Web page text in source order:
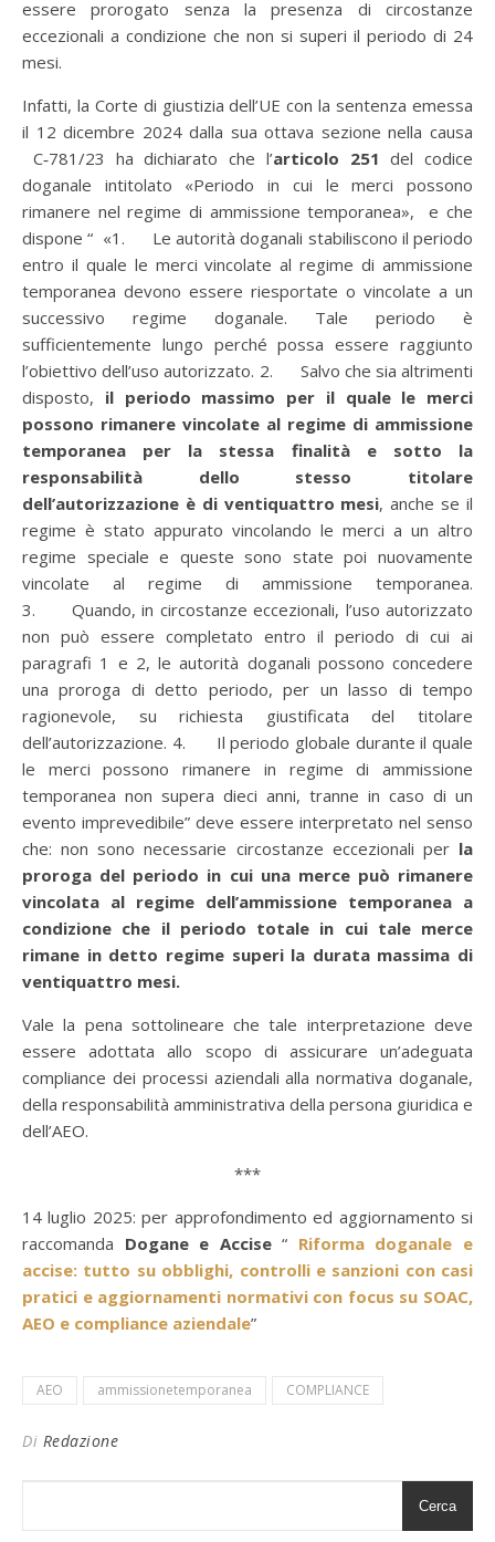
essere prorogato senza la presenza di circostanze
eccezionali a condizione che non si superi il periodo di 24
mesi.
Infatti, la Corte di giustizia dell’UE con la sentenza emessa
il 12 dicembre 2024 dalla sua ottava sezione nella causa
C‑781/23 ha dichiarato che l’articolo 251del codice
doganale intitolato «Periodo in cui le merci possono
rimanere nel regime di ammissione temporanea», e che
dispone “ «1. Le autorità doganali stabiliscono il periodo
entro il quale le merci vincolate al regime di ammissione
temporanea devono essere riesportate o vincolate a un
successivo regime doganale. Tale periodo è
sufficientemente lungo perché possa essere raggiunto
l’obiettivo dell’uso autorizzato. 2. Salvo che sia altrimenti
disposto, il periodo massimo per il quale le merci
possono rimanere vincolate al regime di ammissione
temporanea per la stessa finalità e sotto la
responsabilità dello stesso titolare
dell’autorizzazione è di ventiquattro mesi, anche se il
regime è stato appurato vincolando le merci a un altro
regime speciale e queste sono state poi nuovamente
vincolate al regime di ammissione temporanea.
3. Quando, in circostanze eccezionali, l’uso autorizzato
non può essere completato entro il periodo di cui ai
paragrafi 1 e 2, le autorità doganali possono concedere
una proroga di detto periodo, per un lasso di tempo
ragionevole, su richiesta giustificata del titolare
dell’autorizzazione. 4. Il periodo globale durante il quale
le merci possono rimanere in regime di ammissione
temporanea non supera dieci anni, tranne in caso di un
evento imprevedibile” deve essere interpretato nel senso
che: non sono necessarie circostanze eccezionali per la
proroga del periodo in cui una merce può rimanere
vincolata al regime dell’ammissione temporanea a
condizione che il periodo totale in cui tale merce
rimane in detto regime superi la durata massima di
ventiquattro mesi.
Vale la pena sottolineare che tale interpretazione deve
essere adottata allo scopo di assicurare un’adeguata
compliance dei processi aziendali alla normativa doganale,
della responsabilità amministrativa della persona giuridica e
dell’AEO.
***
14 luglio 2025: per approfondimento ed aggiornamento si
raccomanda Dogane e Accise“ Riforma doganale e
accise: tutto su obblighi, controlli e sanzioni con casi
pratici e aggiornamenti normativi con focus su SOAC,
AEO e compliance aziendale”
AEO ammissionetemporanea COMPLIANCE
Di Redazione
Cerca